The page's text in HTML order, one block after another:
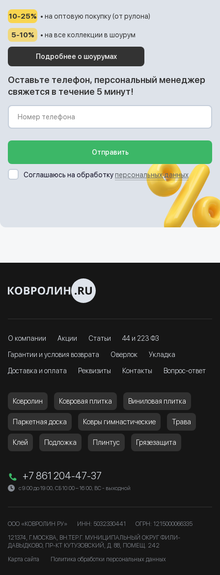
10-25% • на оптовую покупку (от рулона)
5-10% • на все коллекции в шоурум
Подробнее о шоурумах
Оставьте телефон, персональный менеджер
свяжется в течение 5 минут!
Отправить
Соглашаюсь на обработкуперсональных данных
О компании Акции Статьи 44 и 223 ФЗ
Гарантии и условия возврата Оверлок Укладка
Доставка и оплата Реквизиты Контакты Вопрос-ответ
Ковролин Ковровая плитка Виниловая плитка
Паркетная доска Ковры гимнастические Трава
Клей Подложка Плинтус Грязезащита
+7 861 204-47-37
с 9:00 до 19:00, СБ 10:00 – 16:00, ВС - выходной
ООО «КОВРОЛИН РУ» ИНН: 5032330441
ОГРН: 1215000066335
121374, Г.МОСКВА, ВН.ТЕР.Г. МУНИЦИПАЛЬНЫЙ ОКРУГ ФИЛИ-
ДАВЫДКОВО, ПР-КТ КУТУЗОВСКИЙ, Д. 88, ПОМЕЩ. 242
Карта сайта
Политика обработки персональных данных